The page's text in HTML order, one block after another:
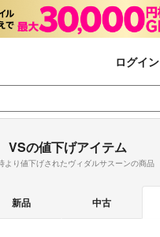
ログイン
VSの値下げアイテム
より値下げされたヴィダルサスーンの商品
新品 中古